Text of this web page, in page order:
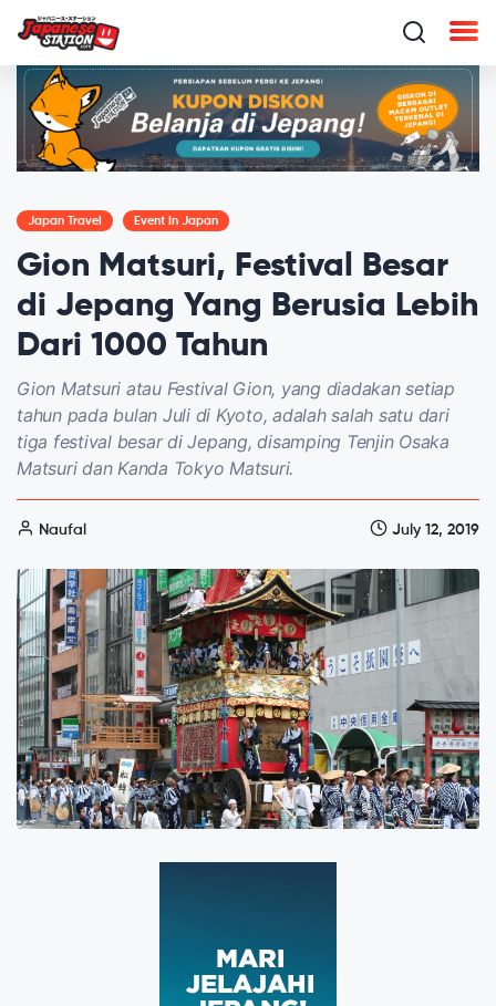
Japan Travel Event In Japan
Gion Matsuri, Festival Besar
di Jepang Yang Berusia Lebih
Dari 1000 Tahun
Gion Matsuri atau Festival Gion, yang diadakan setiap
tahun pada bulan Juli di Kyoto, adalah salah satu dari
tiga festival besar di Jepang, disamping Tenjin Osaka
Matsuri dan Kanda Tokyo Matsuri.
Naufal July 12, 2019